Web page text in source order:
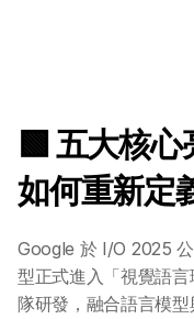
🟩 五大核
如何重新定
Google 於 I/O 2025
型正式進入「視覺語
隊研發，融合語言模